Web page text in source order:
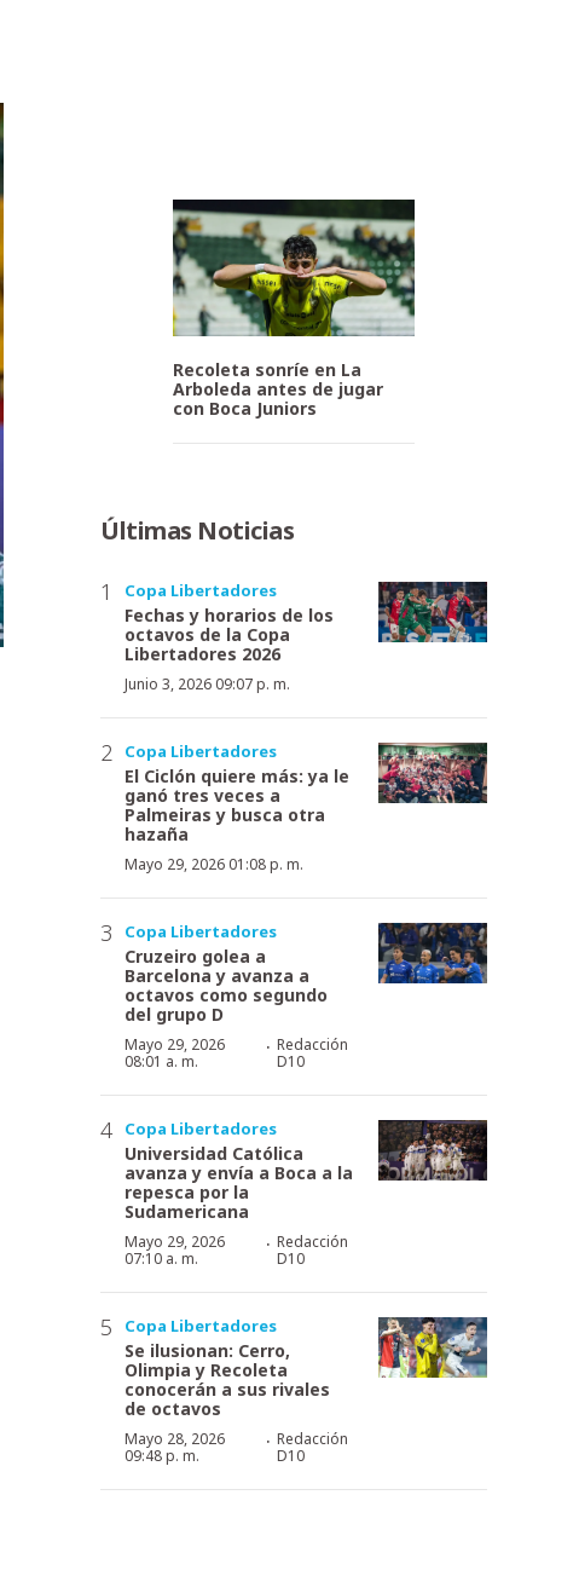
Recoleta sonríe en La
Arboleda antes de jugar
con Boca Juniors
Últimas Noticias
Copa Libertadores
Fechas y horarios de los
octavos de la Copa
Libertadores 2026
Junio 3, 2026 09:07 p. m.
Copa Libertadores
El Ciclón quiere más: ya le
ganó tres veces a
Palmeiras y busca otra
hazaña
Mayo 29, 2026 01:08 p. m.
Copa Libertadores
Cruzeiro golea a
Barcelona y avanza a
octavos como segundo
del grupo D
Mayo 29, 2026
08:01 a. m.
· Redacción
D10
Copa Libertadores
Universidad Católica
avanza y envía a Boca a la
repesca por la
Sudamericana
Mayo 29, 2026
07:10 a. m.
· Redacción
D10
Copa Libertadores
Se ilusionan: Cerro,
Olimpia y Recoleta
conocerán a sus rivales
de octavos
Mayo 28, 2026
09:48 p. m.
· Redacción
D10